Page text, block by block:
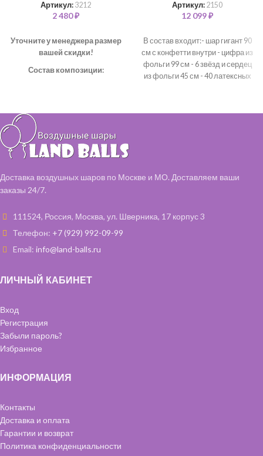
Артикул: 3212
2 480₽
Уточните у менеджера размер
вашей скидки!
Состав композиции:
Шар однотонный 35 см – 3 шт
Шар "Горох" 35 см – 2 шт
Артикул: 2150
12 099₽
В состав входит:- шар гигант 90
см с конфетти внутри - цифра из
фольги 99 см - 6 звёзд и сердец
из фольги 45 см - 40 латексных
Доставка воздушных шаров по Москве и МО. Доставляем ваши
заказы 24/7.
111524, Россия, Москва, ул. Шверника, 17 корпус 3
Телефон: +7 (929) 992-09-99
Email: info@land-balls.ru
ЛИЧНЫЙ КАБИНЕТ
Вход
Регистрация
Забыли пароль?
Избранное
ИНФОРМАЦИЯ
Контакты
Доставка и оплата
Гарантии и возврат
Политика конфиденциальности